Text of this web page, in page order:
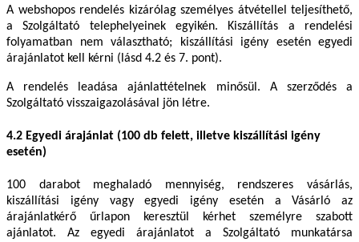
A webshopos rendelés kizárólag személyes átvétellel teljesíthető,
a Szolgáltató telephelyeinek egyikén. Kiszállítás a rendelési
folyamatban nem választható; kiszállítási igény esetén egyedi
árajánlatot kell kérni (lásd 4.2 és 7. pont).
A rendelés leadása ajánlattételnek minősül. A szerződés a
Szolgáltató visszaigazolásával jön létre.
4.2 Egyedi árajánlat (100 db felett, illetve kiszállítási igény
esetén)
100 darabot meghaladó mennyiség, rendszeres vásárlás,
kiszállítási igény vagy egyedi igény esetén a Vásárló az
árajánlatkérő űrlapon keresztül kérhet személyre szabott
ajánlatot. Az egyedi árajánlatot a Szolgáltató munkatársa